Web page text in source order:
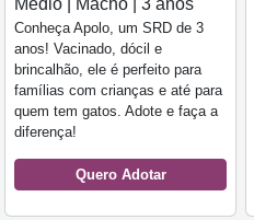
Médio | Macho | 3 anos
Conheça Apolo, um SRD de 3
anos! Vacinado, dócil e
brincalhão, ele é perfeito para
famílias com crianças e até para
quem tem gatos. Adote e faça a
diferença!
Quero Adotar